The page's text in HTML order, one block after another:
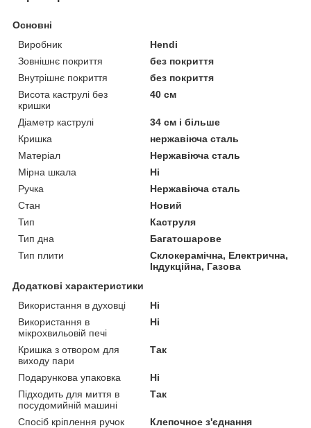
Основні
Виробник
Hendi
Зовнішнє покриття
без покриття
Внутрішнє покриття
без покриття
Висота каструлі без
кришки
40 см
Діаметр каструлі
34 см і більше
Кришка
нержавіюча сталь
Матеріал
Нержавіюча сталь
Мірна шкала
Ні
Ручка
Нержавіюча сталь
Стан
Новий
Тип
Каструля
Тип дна
Багатошарове
Тип плити
Склокерамічна, Електрична,
Індукційна, Газова
Додаткові характеристики
Використання в духовці
Ні
Використання в
мікрохвильовій печі
Ні
Кришка з отвором для
виходу пари
Так
Подарункова упаковка
Ні
Підходить для миття в
посудомийній машині
Так
Спосіб кріплення ручок
Клепочное з'єднання